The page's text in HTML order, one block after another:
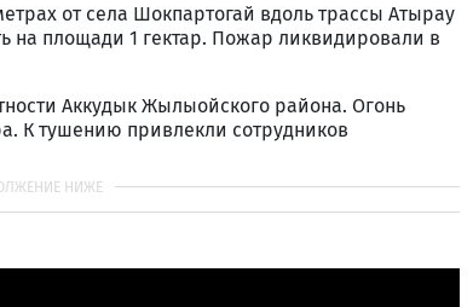
от села Шокпартогай вдоль трассы Атырау
на площади 1 гектар. Пожар ликвидировали в
Аккудык Жылыойского района. Огонь
К тушению привлекли сотрудников